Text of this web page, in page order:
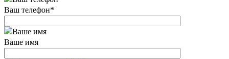
Ваш телефон*
Ваше имя